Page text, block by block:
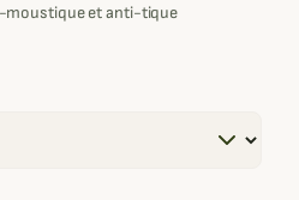
moustique et anti-tique